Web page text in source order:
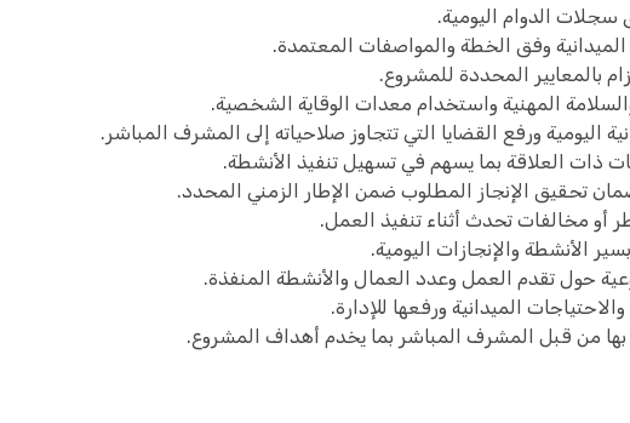
سجلات الدوام اليومية.
وفق الخطة والمواصفات المعتمدة.
بالمعايير المحددة للمشروع.
المهنية واستخدام معدات الوقاية الشخصية.
اليومية ورفع القضايا التي تتجاوز صلاحياته إلى المشرف المباشر.
ذات العلاقة بما يسهم في تسهيل تنفيذ الأنشطة.
تحقيق الإنجاز المطلوب ضمن الإطار الزمني المحدد.
أو مخالفات تحدث أثناء تنفيذ العمل.
الأنشطة والإنجازات اليومية.
حول تقدم العمل وعدد العمال والأنشطة المنفذة.
الميدانية ورفعها للإدارة.
من قبل المشرف المباشر بما يخدم أهداف المشروع.